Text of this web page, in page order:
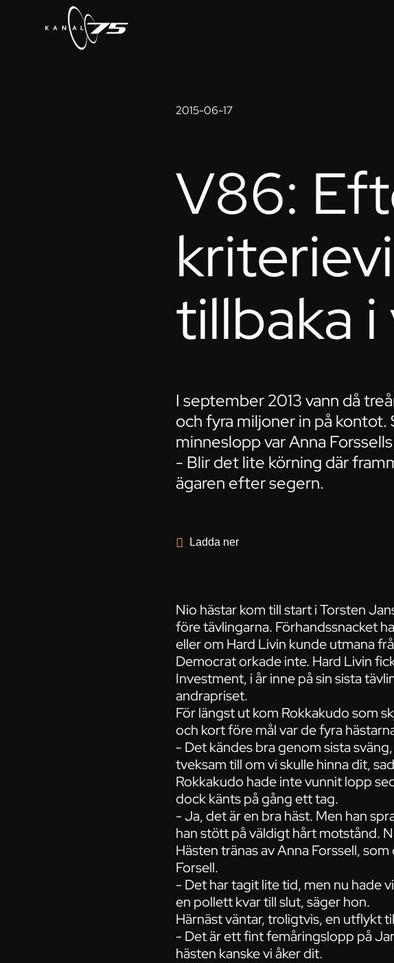
2015-06-17
V86:
tillbaka
I september 2013 vann då
och fyra miljoner in på
minneslopp var Anna
- Blir det lite körning där
ägaren efter segern.
Nio hästar kom till start i Torsten
före tävlingarna. Förhandssnacket
eller om Hard Livin kunde utmana
Democrat orkade inte. Hard Livin
Investment, i år inne på sin sista
andrapriset.
För längst ut kom Rokkakudo som
och kort före mål var de fyra
- Det kändes bra genom sista
tveksam till om vi skulle hinna dit,
Rokkakudo hade inte vunnit lopp
dock känts på gång ett tag.
- Ja, det är en bra häst. Men han
han stött på väldigt hårt motstånd.
Hästen tränas av Anna Forssell,
Forsell.
- Det har tagit lite tid, men nu hade
en pollett kvar till slut, säger hon.
Härnäst väntar, troligtvis, en utflykt
- Det är ett fint femåringslopp på
hästen kanske vi åker dit.
Ladda ner